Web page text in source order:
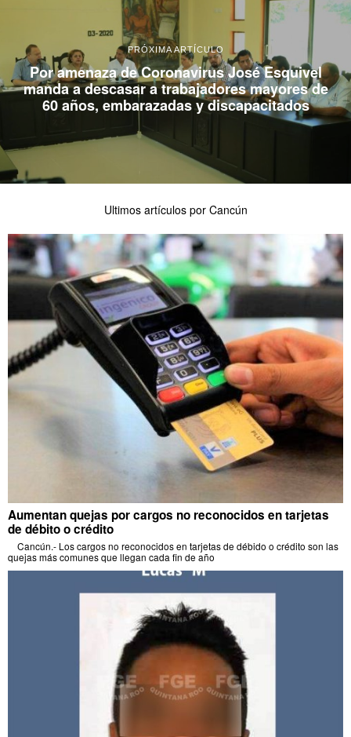
PRÓXIMA ARTÍCULO
Por amenaza de Coronavirus José Esquivel
manda a descasar a trabajadores mayores de
60 años, embarazadas y discapacitados
Ultimos artículos por Cancún
Aumentan quejas por cargos no reconocidos en tarjetas
de débito o crédito
Cancún.- Los cargos no reconocidos en tarjetas de débido o crédito son las
quejas más comunes que llegan cada fin de año